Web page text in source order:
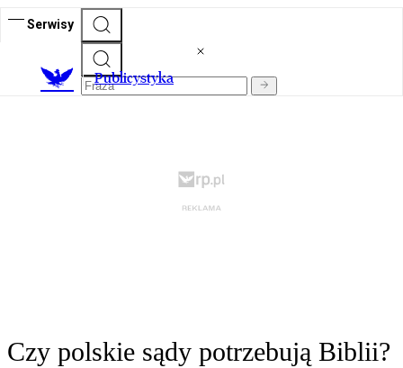
Serwisy
Publicystyka
Czy polskie sądy potrzebują Biblii?